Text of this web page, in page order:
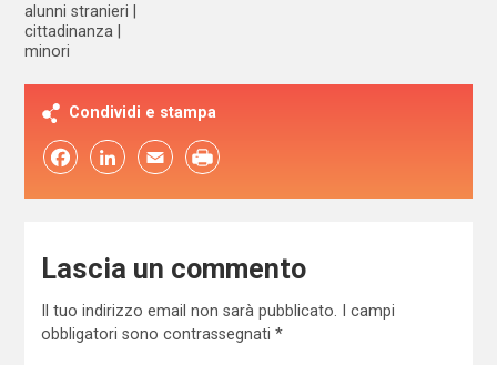
alunni stranieri
cittadinanza
minori
Condividi e stampa
FacebookLinkedIn Email
Lascia un commento
Il tuo indirizzo email non sarà pubblicato.
I campi
obbligatori sono contrassegnati *